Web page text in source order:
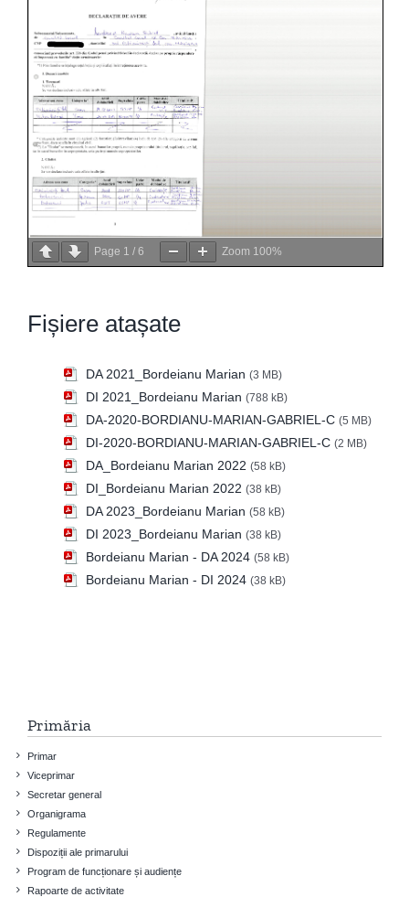
Page 1 / 6 Zoom 100%
Fișiere atașate
DA 2021_Bordeianu Marian (3 MB)
DI 2021_Bordeianu Marian (788 kB)
DA-2020-BORDIANU-MARIAN-GABRIEL-C (5 MB)
DI-2020-BORDIANU-MARIAN-GABRIEL-C (2 MB)
DA_Bordeianu Marian 2022 (58 kB)
DI_Bordeianu Marian 2022 (38 kB)
DA 2023_Bordeianu Marian (58 kB)
DI 2023_Bordeianu Marian (38 kB)
Bordeianu Marian - DA 2024 (58 kB)
Bordeianu Marian - DI 2024 (38 kB)
Primăria
Primar
Viceprimar
Secretar general
Organigrama
Regulamente
Dispoziții ale primarului
Program de funcționare și audiențe
Rapoarte de activitate